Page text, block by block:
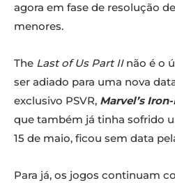
agora em fase de resolução
menores.
The Last of Us Part IInão é o
ser adiado para uma nova
exclusivo PSVR, Marvel’s
que também já tinha sofrido
15 de maio, ficou sem data
Para já, os jogos continuam